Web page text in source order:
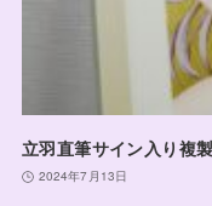
立羽直筆サイン入り複
2024年7月13日